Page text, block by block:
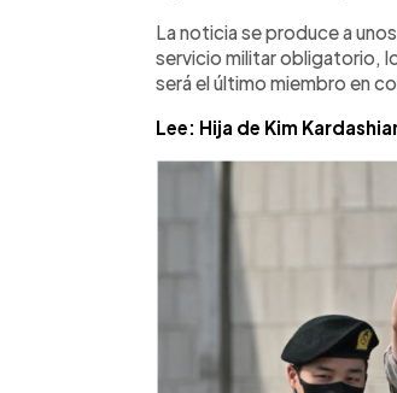
La noticia se produce a
servicio militar obligatorio,
será el último miembro en
Lee: Hija de Kim